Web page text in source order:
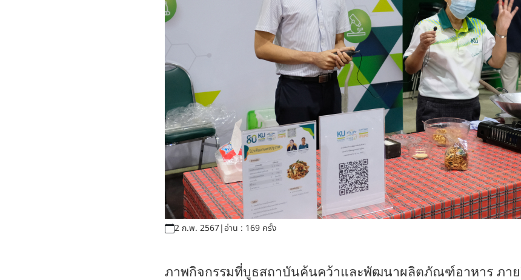
2 ก.พ. 2567|อ่าน : 169 ครั้ง
ภาพกิจกรรมที่บูธสถาบันค้นคว้าและพัฒนาผลิตภัณฑ์อาหาร ภาย